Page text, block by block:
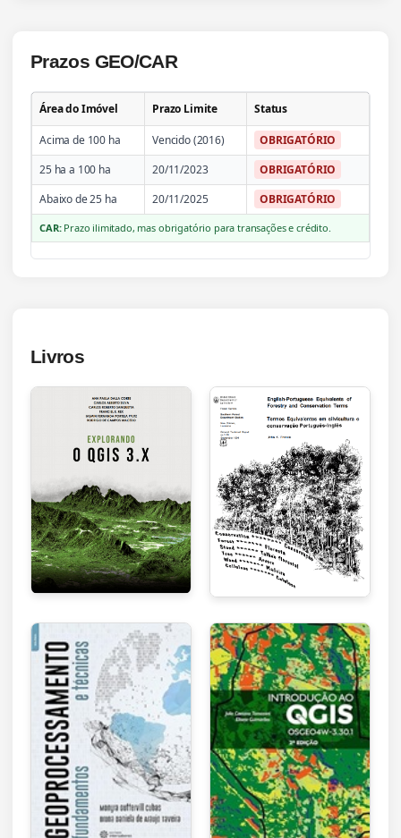
Prazos GEO/CAR
Área do Imóvel Prazo Limite Status
Acima de 100 ha Vencido (2016)
OBRIGATÓRIO
25 ha a 100 ha
20/11/2023
OBRIGATÓRIO
Abaixo de 25 ha
20/11/2025 OBRIGATÓRIO
CAR:Prazo ilimitado, mas obrigatório para transações e crédito.
Livros